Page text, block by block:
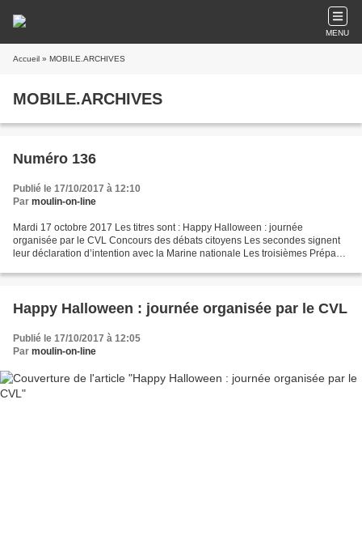
MENU
Accueil » MOBILE.ARCHIVES
MOBILE.ARCHIVES
Numéro 136
Publié le 17/10/2017 à 12:10
Par moulin-on-line
Mardi 17 octobre 2017 Les titres sont : Happy Halloween : journée
organisée par le CVL Concours des débats citoyens Les secondes signent
leur déclaration d’intention avec la Marine nationale Les troisièmes Prépa
Happy Halloween : journée organisée par le CVL
Publié le 17/10/2017 à 12:05
Par moulin-on-line